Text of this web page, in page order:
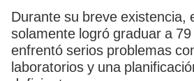
Durante su breve existencia,
solamente logró graduar a
enfrentó serios problemas
laboratorios y una